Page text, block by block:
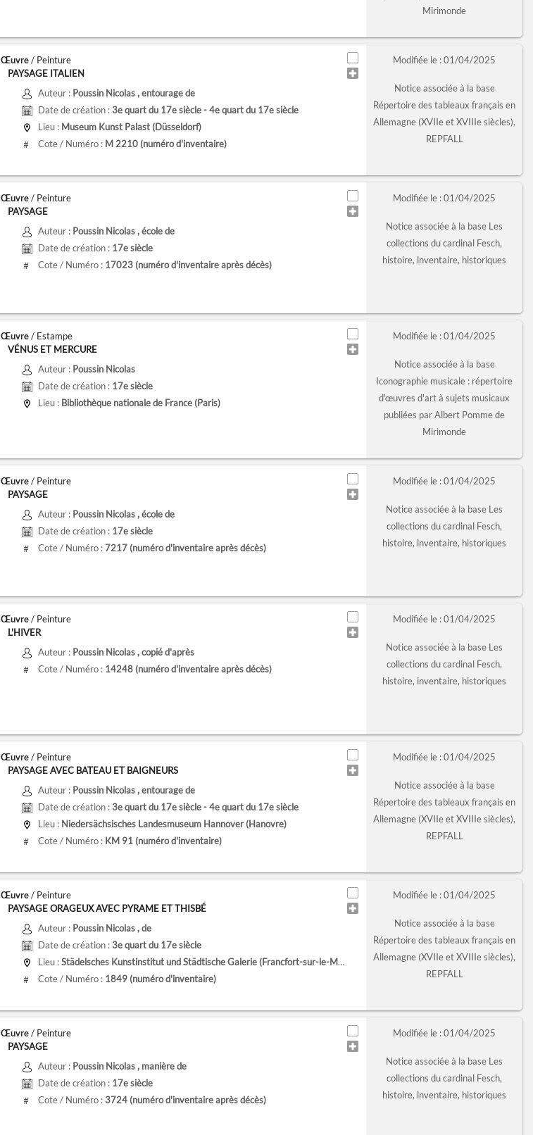
Mirimonde
Œuvre/ Peinture
PAYSAGE ITALIEN
Auteur : Poussin Nicolas, entourage de
Date de création :3e quart du 17e siècle - 4e quart du 17e siècle
Lieu : Museum Kunst Palast (Düsseldorf)
# Cote / Numéro : M 2210 (numéro d'inventaire)
Modifiée le : 01/04/2025
Notice associée à la base
Répertoire des tableaux français en
Allemagne (XVIIe et XVIIIe siècles),
REPFALL
Œuvre/ Peinture
PAYSAGE
Auteur : Poussin Nicolas, école de
Date de création : 17e siècle
# Cote / Numéro : 17023 (numéro d'inventaire après décès)
Modifiée le : 01/04/2025
Notice associée à la base Les
collections du cardinal Fesch,
histoire, inventaire, historiques
Œuvre/ Estampe
VÉNUS ET MERCURE
Auteur : Poussin Nicolas
Date de création : 17e siècle
Lieu : Bibliothèque nationale de France (Paris)
Modifiée le : 01/04/2025
Notice associée à la base
Iconographie musicale : répertoire
d'œuvres d'art à sujets musicaux
publiées par Albert Pomme de
Mirimonde
Œuvre/ Peinture
PAYSAGE
Auteur : Poussin Nicolas, école de
Date de création : 17e siècle
# Cote / Numéro :7217 (numéro d'inventaire après décès)
Modifiée le : 01/04/2025
Notice associée à la base Les
collections du cardinal Fesch,
histoire, inventaire, historiques
Œuvre/ Peinture
L'HIVER
Auteur : Poussin Nicolas, copié d'après
# Cote / Numéro : 14248 (numéro d'inventaire après décès)
Modifiée le : 01/04/2025
Notice associée à la base Les
collections du cardinal Fesch,
histoire, inventaire, historiques
Œuvre/ Peinture
PAYSAGE AVEC BATEAU ET BAIGNEURS
Auteur : Poussin Nicolas, entourage de
Date de création :3e quart du 17e siècle - 4e quart du 17e siècle
Lieu : Niedersächsisches Landesmuseum Hannover (Hanovre)
# Cote / Numéro : KM 91 (numéro d'inventaire)
Modifiée le : 01/04/2025
Notice associée à la base
Répertoire des tableaux français en
Allemagne (XVIIe et XVIIIe siècles),
REPFALL
Œuvre/ Peinture
PAYSAGE ORAGEUX AVEC PYRAME ET THISBÉ
Auteur : Poussin Nicolas, de
Date de création :3e quart du 17e siècle
Lieu :Städelsches Kunstinstitut und Städtische Galerie (Francfort-sur-le-Main)
# Cote / Numéro : 1849 (numéro d'inventaire)
Modifiée le : 01/04/2025
Notice associée à la base
Répertoire des tableaux français en
Allemagne (XVIIe et XVIIIe siècles),
REPFALL
Œuvre/ Peinture
PAYSAGE
Auteur : Poussin Nicolas, manière de
Date de création : 17e siècle
# Cote / Numéro :3724 (numéro d'inventaire après décès)
Modifiée le : 01/04/2025
Notice associée à la base Les
collections du cardinal Fesch,
histoire, inventaire, historiques